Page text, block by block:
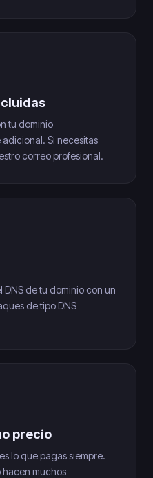
tu dominio
adicional. Si necesitas
correo profesional.
de tu dominio con un
de tipo DNS
precio
lo que pagas siempre.
hacen muchos